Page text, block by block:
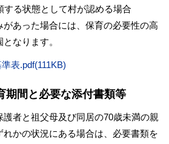
する状態として村が認める場合
あった場合には、保育の必要性の高
なります。
表.pdf(111KB)
期間と必要な添付書類等
護者と祖父母及び同居の70歳未満の親
かの状況にある場合は、必要書類を